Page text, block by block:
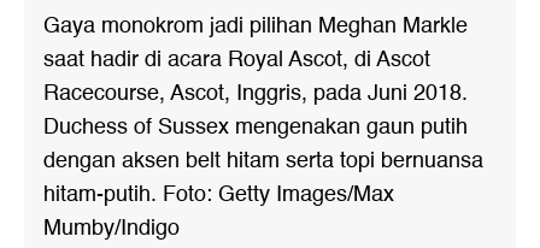
Gaya monokrom jadi pilihan Meghan Markle
saat hadir di acara Royal Ascot, di Ascot
Racecourse, Ascot, Inggris, pada Juni 2018.
Duchess of Sussex mengenakan gaun putih
dengan aksen belt hitam serta topi bernuansa
hitam-putih. Foto: Getty Images/Max
Mumby/Indigo